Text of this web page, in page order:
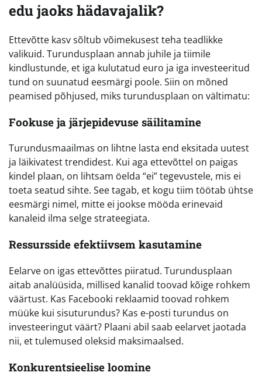
edu jaoks hädavajalik?
Ettevõtte kasv sõltub võimekusest teha teadlikke
valikuid. Turundusplaan annab juhile ja tiimile
kindlustunde, et iga kulutatud euro ja iga investeeritud
tund on suunatud eesmärgi poole. Siin on mõned
peamised põhjused, miks turundusplaan on vältimatu:
Fookuse ja järjepidevuse säilitamine
Turundusmaailmas on lihtne lasta end eksitada uutest
ja läikivatest trendidest. Kui aga ettevõttel on paigas
kindel plaan, on lihtsam öelda “ei” tegevustele, mis ei
toeta seatud sihte. See tagab, et kogu tiim töötab ühtse
eesmärgi nimel, mitte ei jookse mööda erinevaid
kanaleid ilma selge strateegiata.
Ressursside efektiivsem kasutamine
Eelarve on igas ettevõttes piiratud. Turundusplaan
aitab analüüsida, millised kanalid toovad kõige rohkem
väärtust. Kas Facebooki reklaamid toovad rohkem
müüke kui sisuturundus? Kas e-posti turundus on
investeeringut väärt? Plaani abil saab eelarvet jaotada
nii, et tulemused oleksid maksimaalsed.
Konkurentsieelise loomine